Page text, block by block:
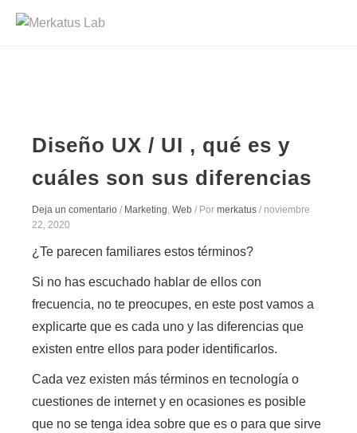
Diseño UX / UI , qué es y
cuáles son sus diferencias
Deja un comentario / Marketing, Web / Por merkatus / noviembre
22, 2020
¿Te parecen familiares estos términos?
Si no has escuchado hablar de ellos con
frecuencia, no te preocupes, en este post vamos a
explicarte que es cada uno y las diferencias que
existen entre ellos para poder identificarlos.
Cada vez existen más términos en tecnología o
cuestiones de internet y en ocasiones es posible
que no se tenga idea sobre que es o para que sirve